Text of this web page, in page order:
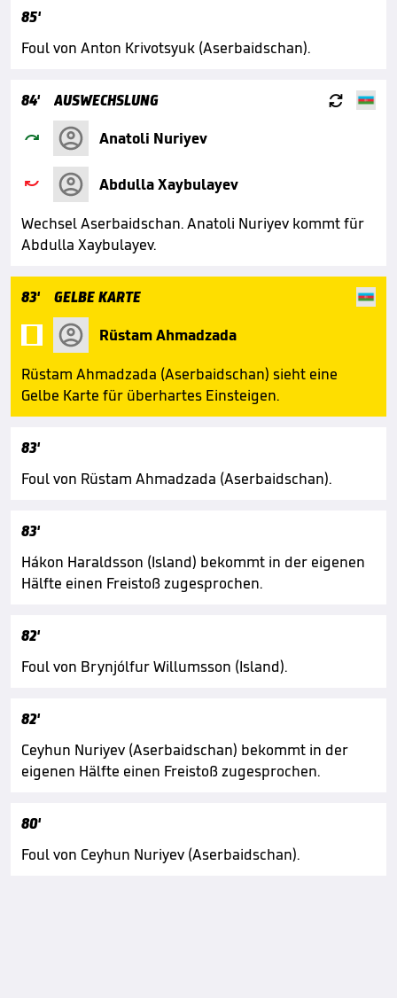
85'
Foul von Anton Krivotsyuk (Aserbaidschan).
84' AUSWECHSLUNG 
 Anatoli Nuriyev

Abdulla Xaybulayev
Wechsel Aserbaidschan. Anatoli Nuriyev kommt für
Abdulla Xaybulayev.
83' GELBE KARTE
Rüstam Ahmadzada
Rüstam Ahmadzada (Aserbaidschan) sieht eine
Gelbe Karte für überhartes Einsteigen.
83'
Foul von Rüstam Ahmadzada (Aserbaidschan).
83'
Hákon Haraldsson (Island) bekommt in der eigenen
Hälfte einen Freistoß zugesprochen.
82'
Foul von Brynjólfur Willumsson (Island).
82'
Ceyhun Nuriyev (Aserbaidschan) bekommt in der
eigenen Hälfte einen Freistoß zugesprochen.
80'
Foul von Ceyhun Nuriyev (Aserbaidschan).